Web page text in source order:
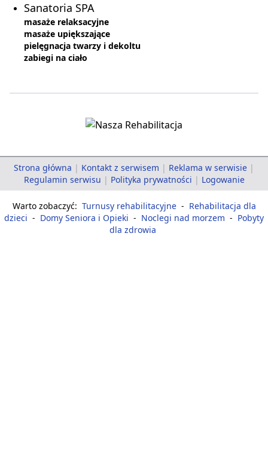
Sanatoria SPA
masaże relaksacyjne
masaże upiększające
pielęgnacja twarzy i dekoltu
zabiegi na ciało
Strona główna | Kontakt z serwisem | Reklama w serwisie |
Regulamin serwisu | Polityka prywatności | Logowanie
Warto zobaczyć: Turnusy rehabilitacyjne - Rehabilitacja dla
dzieci - Domy Seniora i Opieki - Noclegi nad morzem - Pobyty
dla zdrowia